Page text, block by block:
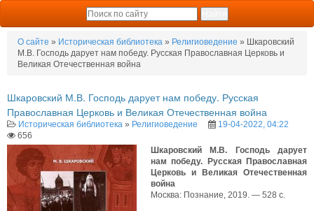
О сайте » Историческая библиотека » Религиоведение » Шкаровский
М.В. Господь дарует нам победу. Русская Православная Церковь и
Великая Отечественная война
Шкаровский М.В. Господь дарует нам победу. Русская
Православная Церковь и Великая Отечественная война
Историческая библиотека » Религиоведение
19-04-2022, 04:22
656
Шкаровский М.В. Господь дарует
нам победу. Русская Православная
Церковь и Великая Отечественная
война
Москва: Познание, 2019. — 528 с.